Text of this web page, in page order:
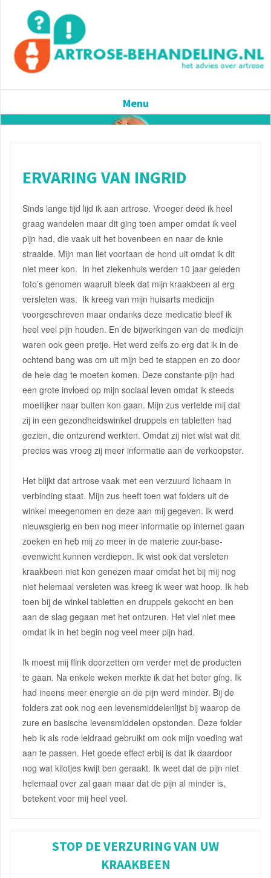
Menu
ERVARING VAN INGRID
Sinds lange tijd lijd ik aan artrose. Vroeger deed ik heel
graag wandelen maar dit ging toen amper omdat ik veel
pijn had, die vaak uit het bovenbeen en naar de knie
straalde. Mijn man liet voortaan de hond uit omdat ik dit
niet meer kon. In het ziekenhuis werden 10 jaar geleden
foto’s genomen waaruit bleek dat mijn kraakbeen al erg
versleten was. Ik kreeg van mijn huisarts medicijn
voorgeschreven maar ondanks deze medicatie bleef ik
heel veel pijn houden. En de bijwerkingen van de medicijn
waren ook geen pretje. Het werd zelfs zo erg dat ik in de
ochtend bang was om uit mijn bed te stappen en zo door
de hele dag te moeten komen. Deze constante pijn had
een grote invloed op mijn sociaal leven omdat ik steeds
moeilijker naar buiten kon gaan. Mijn zus vertelde mij dat
zij in een gezondheidswinkel druppels en tabletten had
gezien, die ontzurend werkten. Omdat zij niet wist wat dit
precies was vroeg zij meer informatie aan de verkoopster.
Het blijkt dat artrose vaak met een verzuurd lichaam in
verbinding staat. Mijn zus heeft toen wat folders uit de
winkel meegenomen en deze aan mij gegeven. Ik werd
nieuwsgierig en ben nog meer informatie op internet gaan
zoeken en heb mij zo meer in de materie zuur-base-
evenwicht kunnen verdiepen. Ik wist ook dat versleten
kraakbeen niet kon genezen maar omdat het bij mij nog
niet helemaal versleten was kreeg ik weer wat hoop. Ik heb
toen bij de winkel tabletten en druppels gekocht en ben
aan de slag gegaan met het ontzuren. Het viel niet mee
omdat ik in het begin nog veel meer pijn had.
Ik moest mij flink doorzetten om verder met de producten
te gaan. Na enkele weken merkte ik dat het beter ging. Ik
had ineens meer energie en de pijn werd minder. Bij de
folders zat ook nog een levensmiddelenlijst bij waarop de
zure en basische levensmiddelen opstonden. Deze folder
heb ik als rode leidraad gebruikt om ook mijn voeding wat
aan te passen. Het goede effect erbij is dat ik daardoor
nog wat kilotjes kwijt ben geraakt. Ik weet dat de pijn niet
helemaal over zal gaan maar dat de pijn al minder is,
betekent voor mij heel veel.
STOP DE VERZURING VAN UW
KRAAKBEEN